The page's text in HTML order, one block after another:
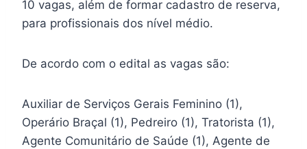
10 vagas, além de formar cadastro de reserva,
para profissionais dos nível médio.
De acordo com o edital as vagas são:
Auxiliar de Serviços Gerais Feminino (1),
Operário Braçal (1), Pedreiro (1), Tratorista (1),
Agente Comunitário de Saúde (1), Agente de